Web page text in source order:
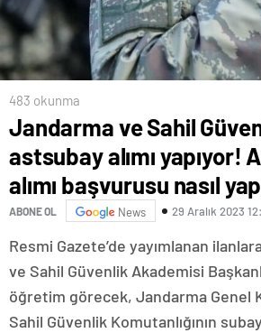
483 okunma
Jandarma ve Sahil
astsubay alımı yapıyor!
alımı başvurusu nasıl
ABONE OL News 29 Aralık 2023
Resmi Gazete’de yayımlanan
ve Sahil Güvenlik Akademisi
öğretim görecek, Jandarma Genel
Sahil Güvenlik Komutanlığının